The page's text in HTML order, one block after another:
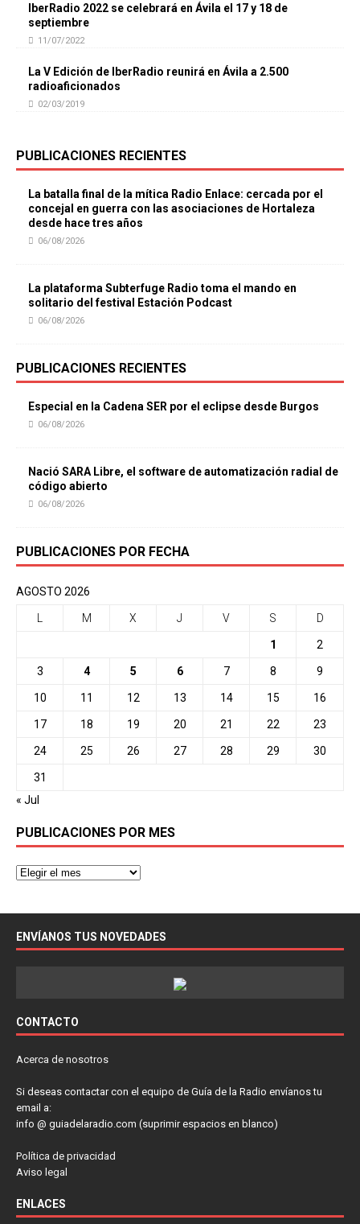
IberRadio 2022 se celebrará en Ávila el 17 y 18 de
septiembre
11/07/2022
La V Edición de IberRadio reunirá en Ávila a 2.500
radioaficionados
02/03/2019
PUBLICACIONES RECIENTES
La batalla final de la mítica Radio Enlace: cercada por el
concejal en guerra con las asociaciones de Hortaleza
desde hace tres años
06/08/2026
La plataforma Subterfuge Radio toma el mando en
solitario del festival Estación Podcast
06/08/2026
PUBLICACIONES RECIENTES
Especial en la Cadena SER por el eclipse desde Burgos
06/08/2026
Nació SARA Libre, el software de automatización radial de
código abierto
06/08/2026
PUBLICACIONES POR FECHA
AGOSTO 2026
M X J V S D
1 2
3 4 5 6 7 8 9
10 11 12 13 14 15 16
17 18 19 20 21 22 23
24 25 26 27 28 29 30
31
« Jul
PUBLICACIONES POR MES
ENVÍANOS TUS NOVEDADES
CONTACTO
Acerca de nosotros
Si deseas contactar con el equipo de Guía de la Radio envíanos tu
email a:
info @ guiadelaradio.com (suprimir espacios en blanco)
Política de privacidad
Aviso legal
ENLACES